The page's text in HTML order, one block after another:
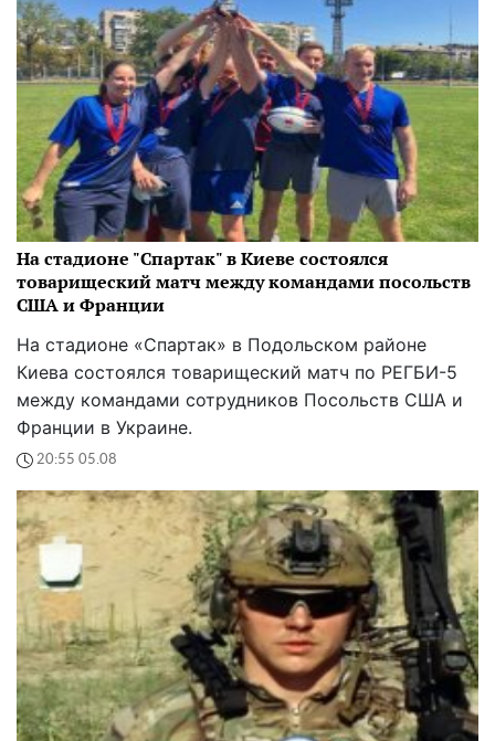
На стадионе "Спартак" в Киеве состоялся
товарищеский матч между командами посольств
США и Франции
На стадионе «Спартак» в Подольском районе
Киева состоялся товарищеский матч по РЕГБИ-5
между командами сотрудников Посольств США и
Франции в Украине.
20:55 05.08